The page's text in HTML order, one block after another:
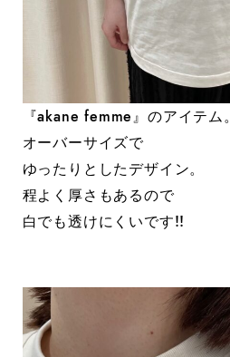
『akane femme』のアイテム。
オーバーサイズで
ゆったりとしたデザイン。
程よく厚さもあるので
白でも透けにくいです!!